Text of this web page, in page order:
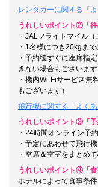
レンタカーに関する「
うれしいポイント②「
・JALフライトマイル
・ 1名様につき20kgま
・予約後すぐに座席指
きない場合もございます
・機内Wi-Fiサービス無
もございます）
飛行機に関する「よく
うれしいポイント③「予
・ 24時間オンライン予
・予定にあわせて飛行
・空席＆空室をまとめ
うれしいポイント④「食
ホテルによって食事条